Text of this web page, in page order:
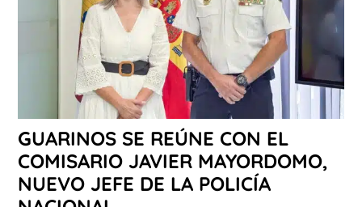
GUARINOS SE REÚNE CON EL
COMISARIO JAVIER MAYORDOMO,
NUEVO JEFE DE LA POLICÍA